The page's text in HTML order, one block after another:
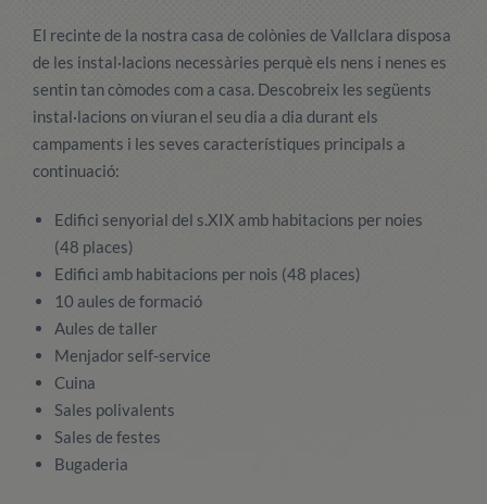
El recinte de la nostra casa de colònies de Vallclara disposa
de les instal·lacions necessàries perquè els nens i nenes es
sentin tan còmodes com a casa. Descobreix les següents
instal·lacions on viuran el seu dia a dia durant els
campaments i les seves característiques principals a
continuació:
Edifici senyorial del s.XIX amb habitacions per noies
(48 places)
Edifici amb habitacions per nois (48 places)
10 aules de formació
Aules de taller
Menjador self-service
Cuina
Sales polivalents
Sales de festes
Bugaderia